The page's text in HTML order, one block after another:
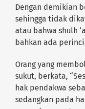
Dengan demikian
sehingga tidak
atau bahwa shulh
bahkan ada
Orang yang
sukut, berkata,
hak pendakwa
sedangkan pada